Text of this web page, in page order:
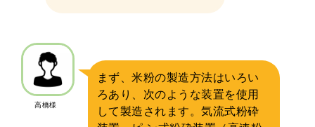
高橋様
まず、米粉の製造方法はいろい
ろあり、次のような装置を使用
して製造されます。気流式粉砕